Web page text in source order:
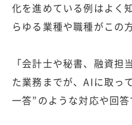
化を進めている例はよく
らゆる業種や職種がこの
「会計士や秘書、融資担
た業務までが、AIに取っ
一答”のような対応や回答